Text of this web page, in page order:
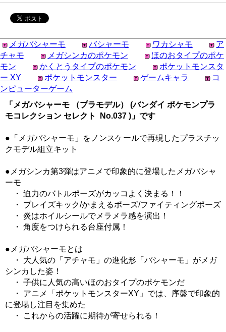
メガバシャーモ バシャーモ ワカシャモ
ア
チャモ
メガシンカのポケモン
ほのおタイプのポケ
モン
かくとうタイプのポケモン
ポケットモンスタ
ー XY
ポケットモンスター ゲームキャラ
コ
ンピューターゲーム
「メガバシャーモ （プラモデル） (バンダイ ポケモンプラ
モコレクション セレクト No.037 )」です
●「メガバシャーモ」をノンスケールで再現したプラスチッ
クモデル組立キット
●メガシンカ第3弾はアニメで印象的に登場したメガバシャ
ーモ
・ 迫力のバトルポーズがカッコよく決まる！！
・ ブレイズキック/かまえるポーズ/ファイティングポーズ
・ 炎はホイルシールでメラメラ感を演出！
・ 角度をつけられる台座付属！
●メガバシャーモとは
・ 大人気の「アチャモ」の進化形「バシャーモ」がメガ
シンカした姿！
・ 子供に人気の高いほのおタイプのポケモンだ
・ アニメ「ポケットモンスターXY」では、序盤で印象的
に登場し注目を集めた
・ これからの活躍に期待が寄せられる！